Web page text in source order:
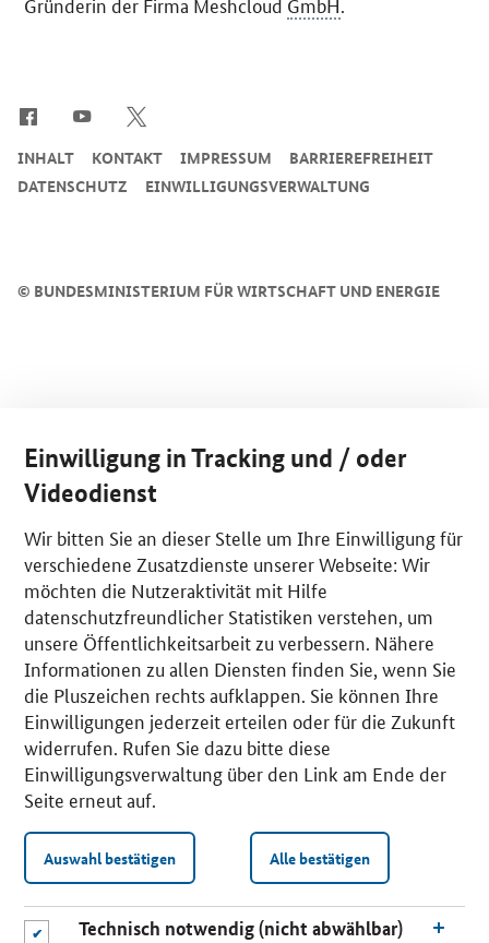
© BUNDESMINISTERIUM FÜR WIRTSCHAFT UND ENERGIE
INHALT KONTAKT IMPRESSUM
BARRIEREFREIHEIT
DATENSCHUTZ
EINWILLIGUNGSVERWALTUNG
Einwilligung in Tracking und / oder
Videodienst
Wir bitten Sie an dieser Stelle um Ihre Einwilligung für
verschiedene Zusatzdienste unserer Webseite: Wir
möchten die Nutzeraktivität mit Hilfe
datenschutzfreundlicher Statistiken verstehen, um
unsere Öffentlichkeitsarbeit zu verbessern. Nähere
Informationen zu allen Diensten finden Sie, wenn Sie
die Pluszeichen rechts aufklappen. Sie können Ihre
Einwilligungen jederzeit erteilen oder für die Zukunft
widerrufen. Rufen Sie dazu bitte diese
Einwilligungsverwaltung über den Link am Ende der
Seite erneut auf.
Auswahl bestätigen Alle bestätigen
Technisch notwendig (nicht abwählbar)